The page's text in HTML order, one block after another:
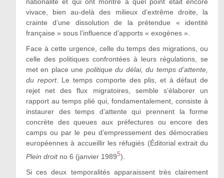
nationalité et qui ont montré à quel point était encore
vivace, bien au-delà des milieux d’extrême droite, la
crainte d’une dissolution de la prétendue « identité
française » sous l’influence d’apports « exogènes ».
Face à cette urgence, celle du temps des migrations, ou
celle des politiques confrontées à leurs régulations, se
met en place une politique du délai, du temps d’attente,
du report. Le temps comporte des plis, et à défaut de
rejet net des flux migratoires, semble s’élaborer un
rapport au temps plié qui, fondamentalement, consiste à
instaurer des temps d’attente qui prennent la forme
concrète des queues aux préfectures ou encore des
camps ou par le peu d’empressement des démocraties
européennes à accueillir les réfugiés (Éditorial extrait du
Plein droitno 6 (janvier 19895).
Si ces deux temporalités apparaissent très clairement